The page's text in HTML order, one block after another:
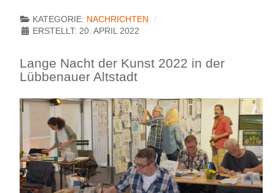
KATEGORIE: NACHRICHTEN
ERSTELLT: 20. APRIL 2022
Lange Nacht der Kunst 2022 in der
Lübbenauer Altstadt